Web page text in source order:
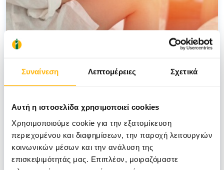
Συναίνεση Λεπτομέρειες Σχετικά
Αυτή η ιστοσελίδα χρησιμοποιεί cookies
Χρησιμοποιούμε cookie για την εξατομίκευση
περιεχομένου και διαφημίσεων, την παροχή λειτουργιών
κοινωνικών μέσων και την ανάλυση της
επισκεψιμότητάς μας. Επιπλέον, μοιραζόμαστε
ΜΠΑΖΑΙΟΣ ΑΝΔΡΕΑΣ
Ενδομητρίωση - O «κρυφός» πόνος
εκατομμυρίων γυναικών
ΜΑΙΕΥΤΙΚΗ - ΓΥΝΑΙΚΟΛΟΓΙΚΗ